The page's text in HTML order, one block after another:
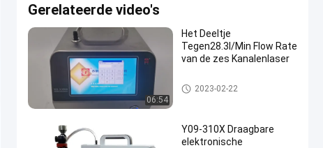
Gerelateerde video's
06:54
Het Deeltje
Tegen28.3l/Min Flow Rate
van de zes Kanalenlaser
De Teller van het luchtdeeltje
2023-02-22
Y09-310X Draagbare
elektronische